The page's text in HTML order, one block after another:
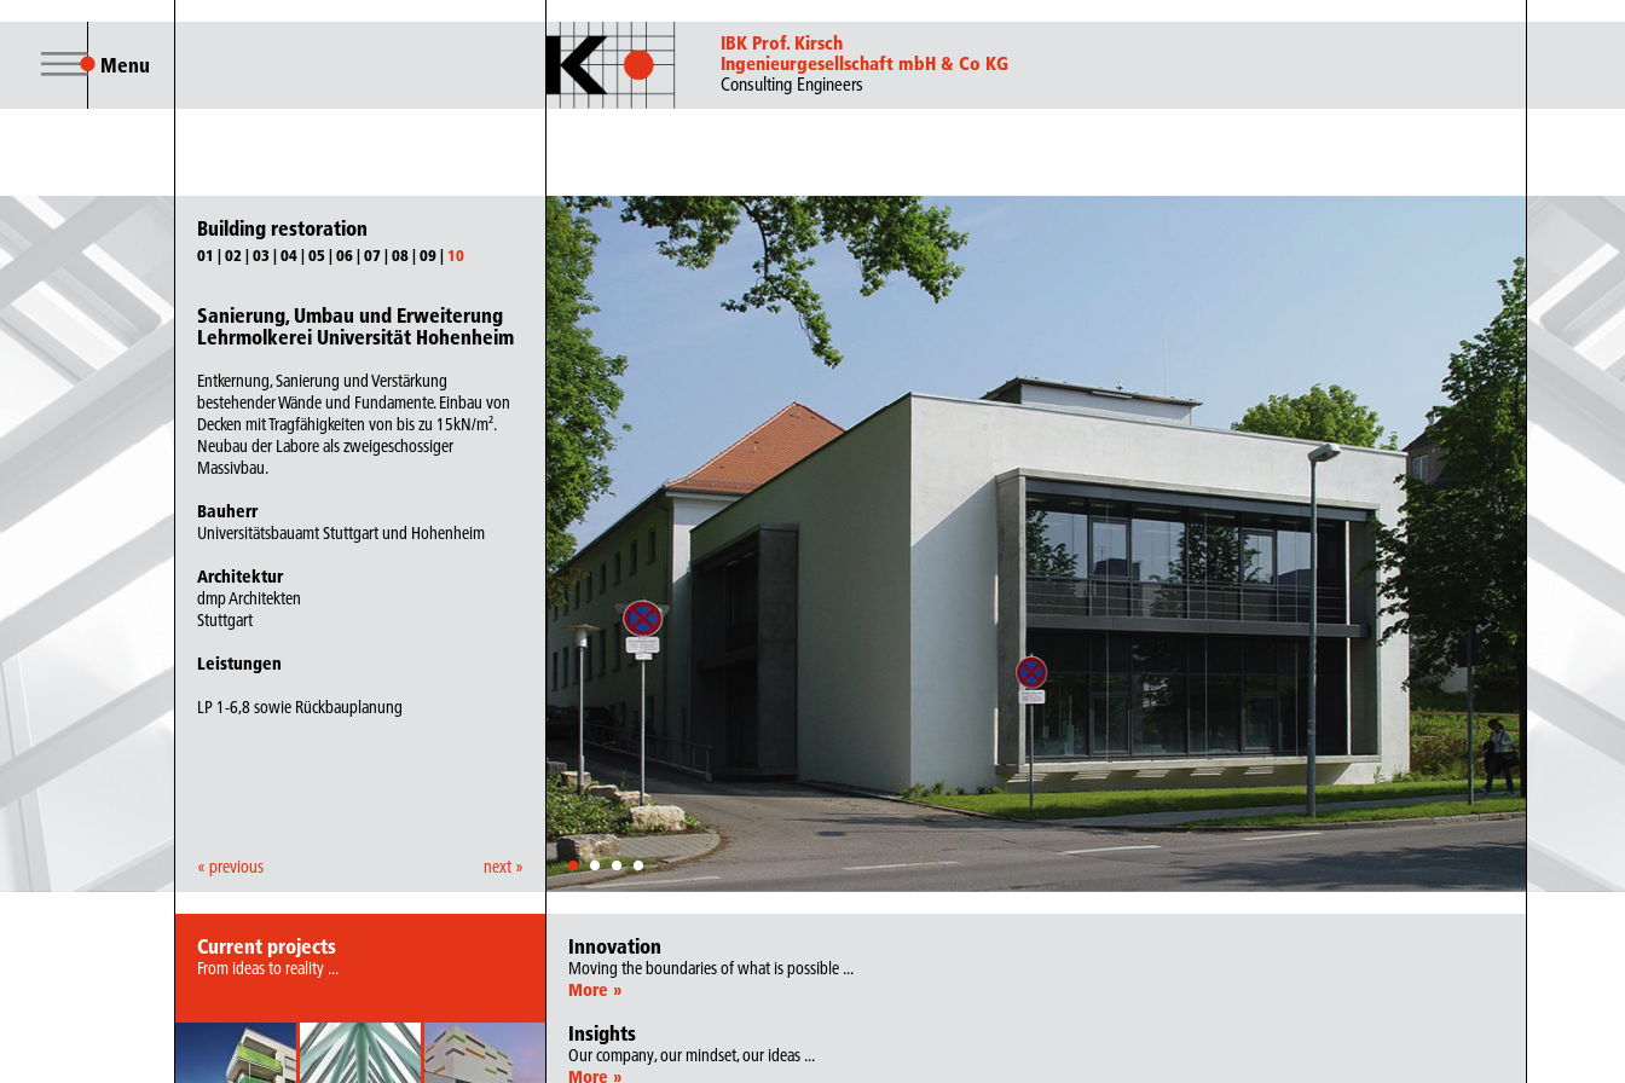
Menu
Building restoration
01 |02 |03 |04|05 |06|07|08|09| 10
Sanierung, Umbau und Erweiterung
Lehrmolkerei Universität Hohenheim
Entkernung, Sanierung und Verstärkung
bestehender Wände und Fundamente. Einbau von
Decken mit Tragfähigkeiten von bis zu 15kN/m².
Neubau der Labore als zweigeschossiger
Massivbau.
Bauherr
Universitätsbauamt Stuttgart und Hohenheim
Architektur
dmp Architekten
Stuttgart
Leistungen
LP 1-6,8 sowie Rückbauplanung
« previous next »
Current projects
From ideas to reality ...
IBK Prof. Kirsch
Ingenieurgesellschaft mbH & Co KG
Consulting Engineers
Innovation
Moving the boundaries of what is possible ...
More »
Insights
Our company, our mindset, our ideas ...
More »